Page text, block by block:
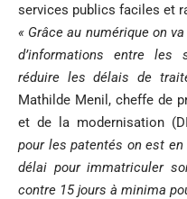
services publics faciles et
« Grâce au numérique on
d’informations entre les
réduire les délais de
Mathilde Menil, cheffe de
et de la modernisation
pour les patentés on est
délai pour immatriculer
contre 15 jours à minima